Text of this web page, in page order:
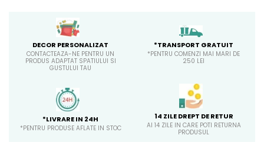
DECOR PERSONALIZAT
CONTACTEAZA-NE PENTRU UN
PRODUS ADAPTAT SPATIULUI SI
GUSTULUI TAU
*TRANSPORT GRATUIT
*PENTRU COMENZI MAI MARI DE
250 LEI
*LIVRARE IN 24H
*PENTRU PRODUSE AFLATE IN STOC
14 ZILE DREPT DE RETUR
AI 14 ZILE IN CARE POTI RETURNA
PRODUSUL